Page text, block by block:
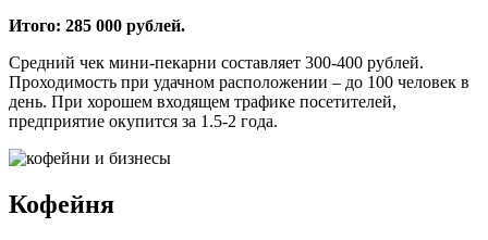
Итого: 285 000 рублей.
Средний чек мини-пекарни составляет 300-400 рублей.
Проходимость при удачном расположении – до 100 человек в
день. При хорошем входящем трафике посетителей,
предприятие окупится за 1.5-2 года.
Кофейня